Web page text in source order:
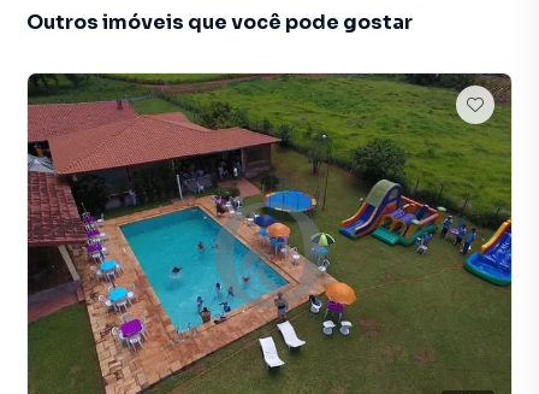
Outros imóveis que você pode gostar